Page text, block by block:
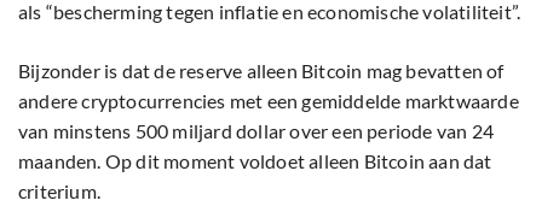
als “bescherming tegen inflatie en economische volatiliteit”.
Bijzonder is dat de reserve alleen Bitcoin mag bevatten of
andere cryptocurrencies met een gemiddelde marktwaarde
van minstens 500 miljard dollar over een periode van 24
maanden. Op dit moment voldoet alleen Bitcoin aan dat
criterium.